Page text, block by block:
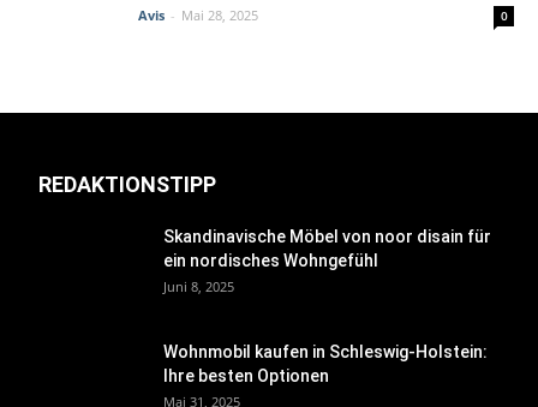
Avis - Mai 28, 2025 0
REDAKTIONSTIPP
Skandinavische Möbel von noor disain für
ein nordisches Wohngefühl
Juni 8, 2025
Wohnmobil kaufen in Schleswig-Holstein:
Ihre besten Optionen
Mai 31, 2025